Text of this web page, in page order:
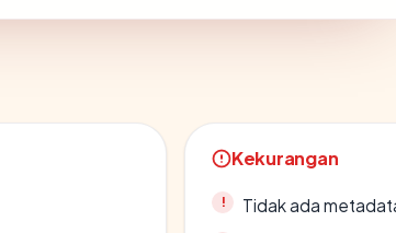
Kekurangan
Tidak ada